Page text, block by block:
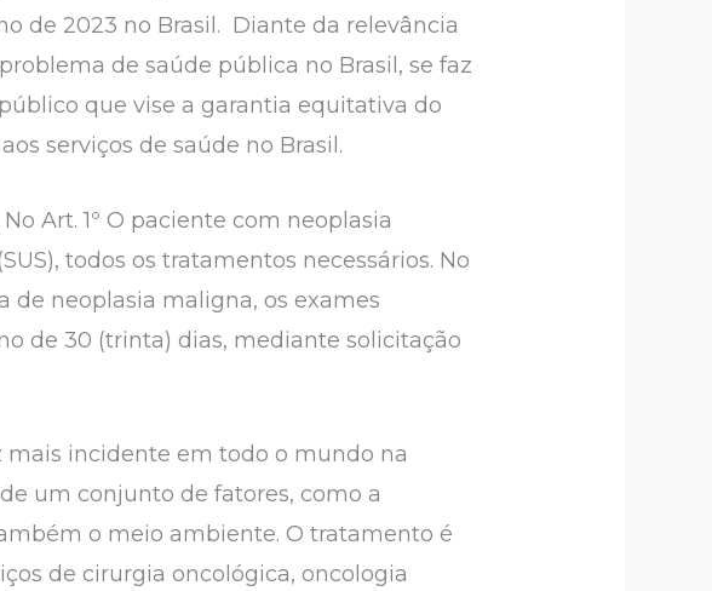
de 2023 no Brasil. Diante da relevância
de saúde pública no Brasil, se faz
que vise a garantia equitativa do
serviços de saúde no Brasil.
Art. 1º O paciente com neoplasia
todos os tratamentos necessários. No
de neoplasia maligna, os exames
de 30 (trinta) dias, mediante solicitação
mais incidente em todo o mundo na
um conjunto de fatores, como a
o meio ambiente. O tratamento é
de cirurgia oncológica, oncologia